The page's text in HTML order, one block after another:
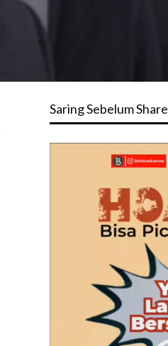
Saring Sebelum Share